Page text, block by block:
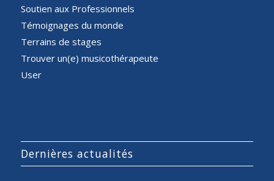
Soutien aux Professionnels
Témoignages du monde
Terrains de stages
Trouver un(e) musicothérapeute
User
Dernières actualités